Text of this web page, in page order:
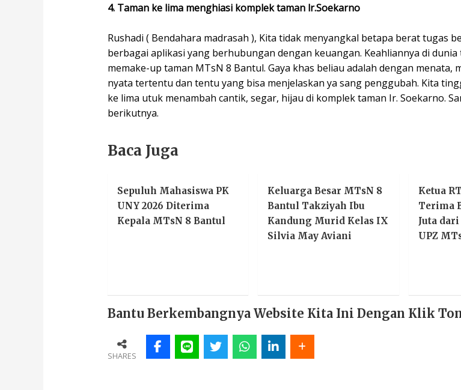
4. Taman ke lima menghiasi komplek taman lr.Soekarno
Rushadi ( Bendahara madrasah ), Kita tidak menyangkal betapa berat tugas
berbagai aplikasi yang berhubungan dengan keuangan. Keahliannya di
memake-up taman MTsN 8 Bantul. Gaya khas beliau adalah dengan
nyata tertentu dan tentu yang bisa menjelaskan ya sang penggubah. Kita
ke lima utuk menambah cantik, segar, hijau di komplek taman Ir. Soekarno.
berikutnya.
Baca Juga
Sepuluh Mahasiswa PK
UNY 2026 Diterima
Kepala MTsN 8 Bantul
Keluarga Besar MTsN 8
Bantul Takziyah Ibu
Kandung Murid Kelas IX
Silvia May Aviani
Ketua
Terima
Juta
UPZ
Bantu Berkembangnya Website Kita Ini Dengan Klik
SHARES